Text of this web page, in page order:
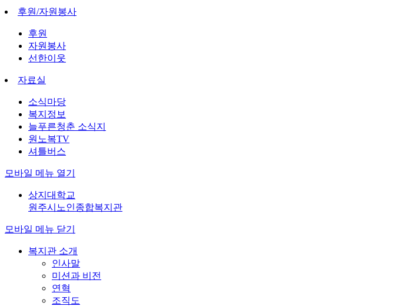
후원/자원봉사
후원
자원봉사
선한이웃
자료실
소식마당
복지정보
늘푸른청춘 소식지
원노복TV
셔틀버스
모바일 메뉴 열기
상지대학교
원주시노인종합복지관
모바일 메뉴 닫기
복지관 소개
인사말
미션과 비전
연혁
조직도